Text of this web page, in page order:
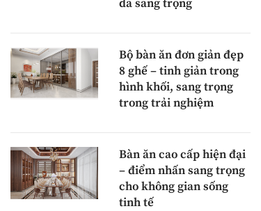
da sang trọng
Bộ bàn ăn đơn giản đẹp
8 ghế – tinh giản trong
hình khối, sang trọng
trong trải nghiệm
Bàn ăn cao cấp hiện đại
– điểm nhấn sang trọng
cho không gian sống
tinh tế